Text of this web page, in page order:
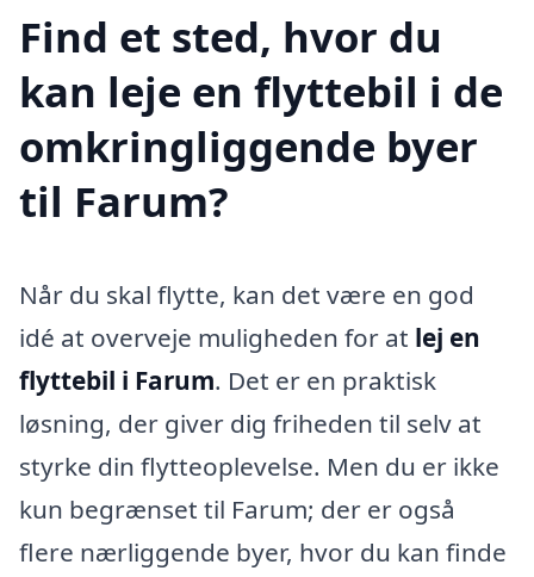
Find et sted, hvor du
kan leje en flyttebil i de
omkringliggende byer
til Farum?
Når du skal flytte, kan det være en god
idé at overveje muligheden for at lej en
flyttebil i Farum. Det er en praktisk
løsning, der giver dig friheden til selv at
styrke din flytteoplevelse. Men du er ikke
kun begrænset til Farum; der er også
flere nærliggende byer, hvor du kan finde